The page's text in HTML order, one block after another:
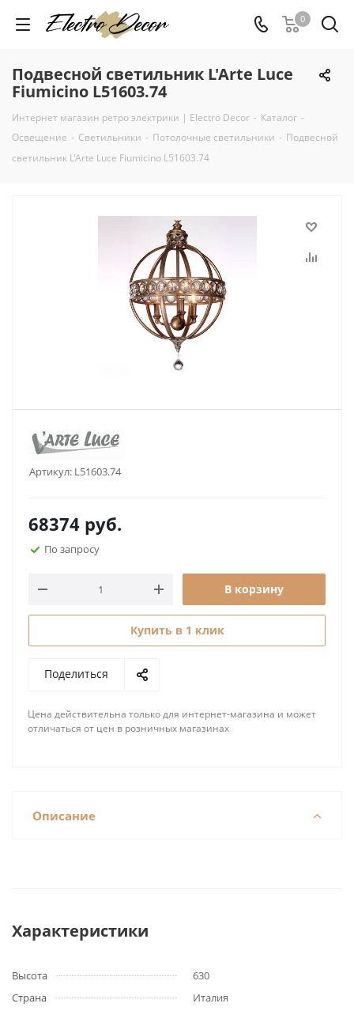
0
Подвесной светильник L'Arte Luce
Fiumicino L51603.74
Интернет магазин ретро электрики | Electro Decor - Каталог -
Освещение - Светильники - Потолочные светильники - Подвесной
светильник L'Arte Luce Fiumicino L51603.74
Артикул: L51603.74
68374 руб.
По запросу
В корзину
Купить в 1 клик
Поделиться
Цена действительна только для интернет-магазина и может
отличаться от цен в розничных магазинах
Описание
Характеристики
Высота
630
Страна
Италия